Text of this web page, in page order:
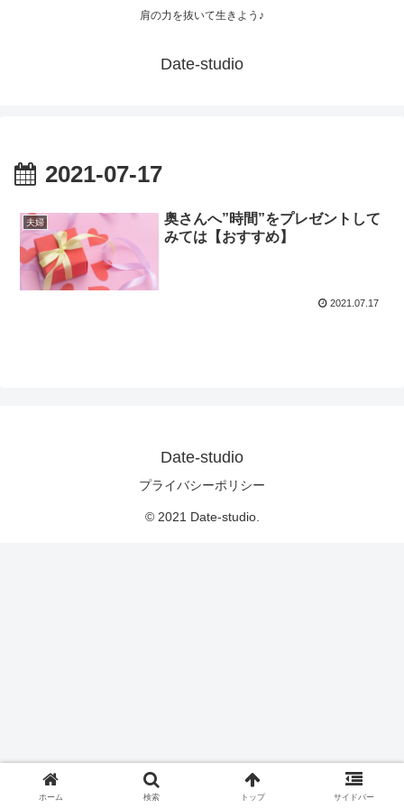
肩の力を抜いて生きよう♪
Date-studio
2021-07-17
夫婦
奥さんへ”時間”をプレゼントして
みては【おすすめ】
2021.07.17
Date-studio
プライバシーポリシー
© 2021 Date-studio.
ホーム 検索 トップ サイドバー